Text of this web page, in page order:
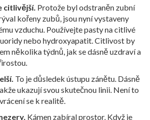
citlivější. Protože byl odstraněn zubní
kořeny zubů, jsou nyní vystaveny
vzduchu. Používejte pasty na citlivé
nebo hydroxyapatit. Citlivost by
několika týdnů, jak se dásně uzdraví a
To je důsledek ústupu zánětu. Dásně
ukazují svou skutečnou linii. Není to
se k realitě.
Kámen zabíral prostor. Když je